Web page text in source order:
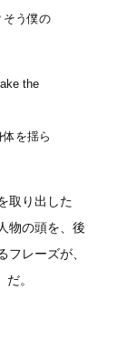
そう僕の
the
を揺ら
取り出した
物の頭を、後
レーズが、
。